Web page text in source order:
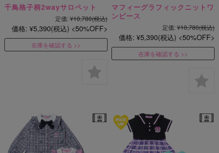
千鳥格子柄2wayサロペット
定価:¥10,780(税込)
価格: ¥5,390(税込) 50%OFF
在庫を確認する
マフィーグラフィックニットワ
ンピース
定価:¥10,780(税込)
価格: ¥5,390(税込) 50%OFF
在庫を確認する